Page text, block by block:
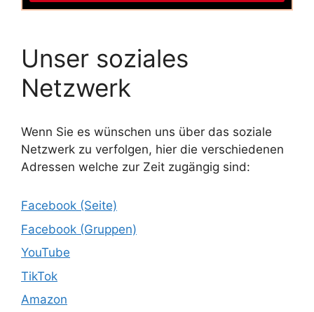
Unser soziales
Netzwerk
Wenn Sie es wünschen uns über das soziale
Netzwerk zu verfolgen, hier die verschiedenen
Adressen welche zur Zeit zugängig sind:
Facebook (Seite)
Facebook (Gruppen)
YouTube
TikTok
Amazon